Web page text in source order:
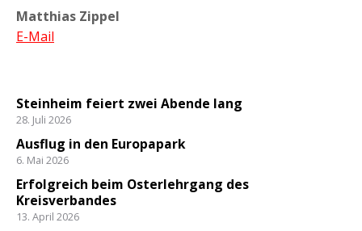
Matthias Zippel
E-Mail
Steinheim feiert zwei Abende lang
28. Juli 2026
Ausflug in den Europapark
6. Mai 2026
Erfolgreich beim Osterlehrgang des
Kreisverbandes
13. April 2026